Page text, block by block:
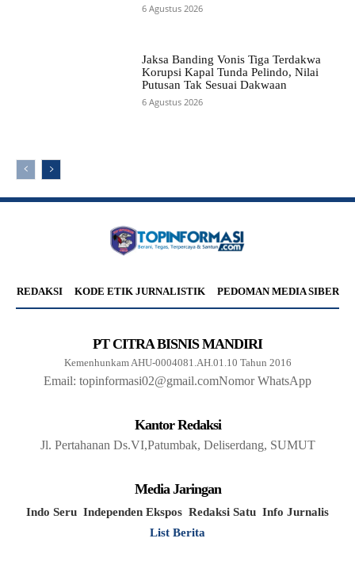
6 Agustus 2026
Jaksa Banding Vonis Tiga Terdakwa
Korupsi Kapal Tunda Pelindo, Nilai
Putusan Tak Sesuai Dakwaan
6 Agustus 2026
REDAKSI KODE ETIK JURNALISTIK PEDOMAN MEDIA SIBER
PT CITRA BISNIS MANDIRI
Kemenhunkam AHU-0004081.AH.01.10 Tahun 2016
Email: topinformasi02@gmail.comNomor WhatsApp
Kantor Redaksi
Jl. Pertahanan Ds.VI,Patumbak, Deliserdang, SUMUT
Media Jaringan
Indo Seru Independen Ekspos Redaksi Satu Info Jurnalis
List Berita